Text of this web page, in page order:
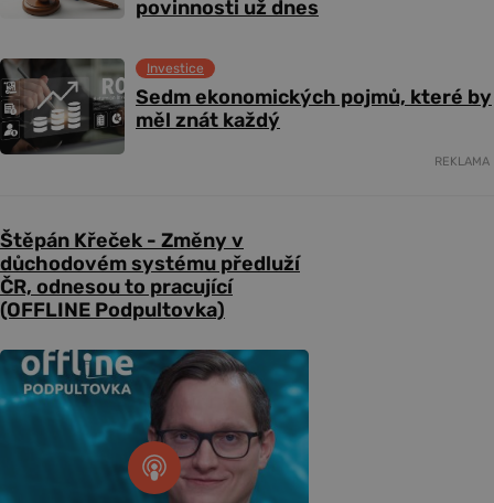
povinnosti už dnes
Sedm ekonomických pojmů, které by
měl znát každý
Investice
REKLAMA
Štěpán Křeček - Změny v
důchodovém systému předluží
ČR, odnesou to pracující
(OFFLINE Podpultovka)